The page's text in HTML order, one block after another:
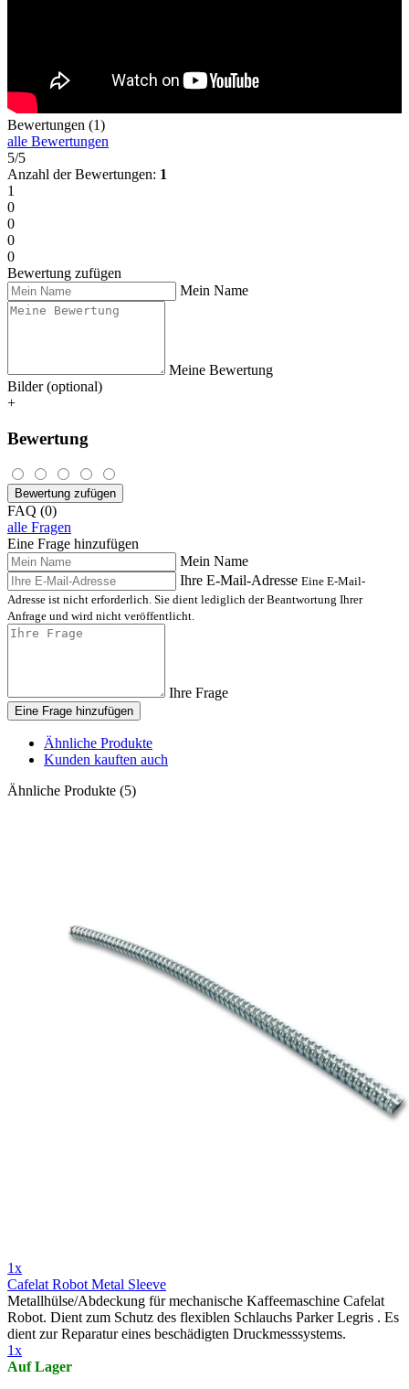
Bewertungen (1)
alle Bewertungen
5/5
Anzahl der Bewertungen: 1
1
0
0
0
0
Bewertung zufügen
Mein Name
Meine Bewertung
Bilder (optional)
+
Bewertung
Bewertung zufügen
FAQ (0)
alle Fragen
Eine Frage hinzufügen
Mein Name
Ihre E-Mail-Adresse Eine E-Mail-
Adresse ist nicht erforderlich. Sie dient lediglich der Beantwortung Ihrer
Anfrage und wird nicht veröffentlicht.
Ihre Frage
Eine Frage hinzufügen
Ähnliche Produkte
Kunden kauften auch
Ähnliche Produkte (5)
1x
Cafelat Robot Metal Sleeve
Metallhülse/Abdeckung für mechanische Kaffeemaschine Cafelat
Robot. Dient zum Schutz des flexiblen Schlauchs Parker Legris . Es
dient zur Reparatur eines beschädigten Druckmesssystems.
1x
Auf Lager